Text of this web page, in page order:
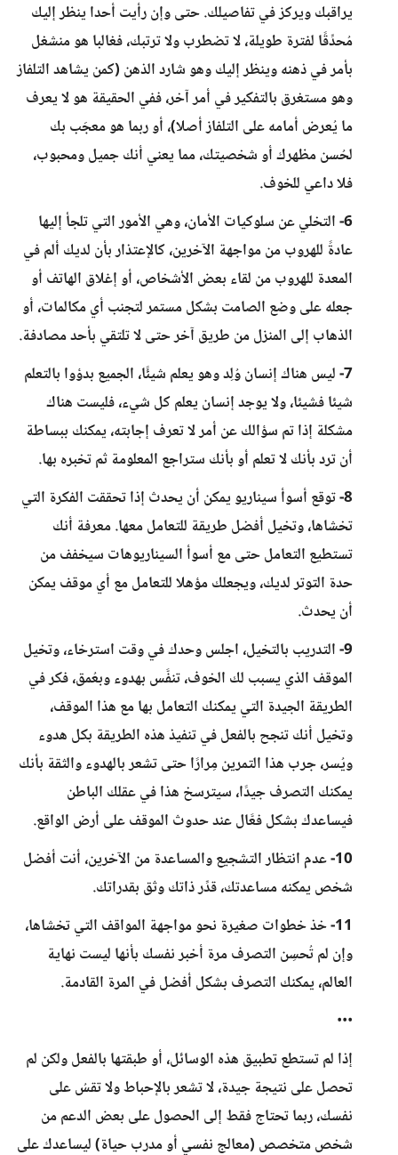
يراقبك ويركز في تفاصيلك. حتى وإن رأيت أحدا ينظر إليك
مُحدِّقًا لفترة طويلة، لا تضطرب ولا ترتبك، فغالبا هو منشغل
بأمر في ذهنه وينظر إليك وهو شارد الذهن (كمن يشاهد التلفاز
وهو مستغرق بالتفكير في أمر آخر، ففي الحقيقة هو لا يعرف
ما يُعرض أمامه على التلفاز أصلا)، أو ربما هو معجَب بك
لحُسن مظهرك أو شخصيتك، مما يعني أنك جميل ومحبوب،
فلا داعي للخوف.
6- التخلي عن سلوكيات الأمان، وهي الأمور التي تلجأ إليها
عادةً للهروب من مواجهة الآخرين، كالإعتذار بأن لديك ألم في
المعدة للهروب من لقاء بعض الأشخاص، أو إغلاق الهاتف أو
جعله على وضع الصامت بشكل مستمر لتجنب أي مكالمات، أو
الذهاب إلى المنزل من طريق آخر حتى لا تلتقي بأحد مصادفة.
7- ليس هناك إنسان وُلِد وهو يعلم شيئًا، الجميع بدؤوا بالتعلم
شيئا فشيئا، ولا يوجد إنسان يعلم كل شيء، فليست هناك
مشكلة إذا تم سؤالك عن أمر لا تعرف إجابته، يمكنك ببساطة
أن ترد بأنك لا تعلم أو بأنك ستراجع المعلومة ثم تخبره بها.
8- توقع أسوأ سيناريو يمكن أن يحدث إذا تحققت الفكرة التي
تخشاها، وتخيل أفضل طريقة للتعامل معها. معرفة أنك
تستطيع التعامل حتى مع أسوأ السيناريوهات سيخفف من
حدة التوتر لديك، ويجعلك مؤهلا للتعامل مع أي موقف يمكن
أن يحدث.
9- التدريب بالتخيل، اجلس وحدك في وقت استرخاء، وتخيل
الموقف الذي يسبب لك الخوف، تنفَّس بهدوء وبعُمق، فكر في
الطريقة الجيدة التي يمكنك التعامل بها مع هذا الموقف،
وتخيل أنك تنجح بالفعل في تنفيذ هذه الطريقة بكل هدوء
ويُسر، جرب هذا التمرين مِرارًا حتى تشعر بالهدوء والثقة بأنك
يمكنك التصرف جيدًا، سيترسخ هذا في عقلك الباطن
فيساعدك بشكل فعَّال عند حدوث الموقف على أرض الواقع.
10- عدم انتظار التشجيع والمساعدة من الآخرين، أنت أفضل
شخص يمكنه مساعدتك، قدِّر ذاتك وثق بقدراتك.
11- خذ خطوات صغيرة نحو مواجهة المواقف التي تخشاها،
وإن لم تُحسِن التصرف مرة أخبر نفسك بأنها ليست نهاية
العالم، يمكنك التصرف بشكل أفضل في المرة القادمة.
•••
إذا لم تستطع تطبيق هذه الوسائل، أو طبقتها بالفعل ولكن لم
تحصل على نتيجة جيدة، لا تشعر بالإحباط ولا تقسُ على
نفسك، ربما تحتاج فقط إلى الحصول على بعض الدعم من
شخص متخصص (معالج نفسي أو مدرب حياة) ليساعدك على